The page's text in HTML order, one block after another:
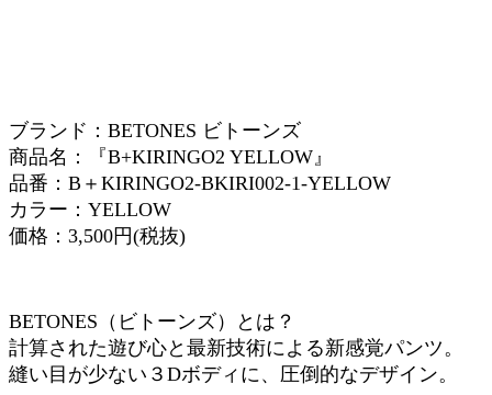
ブランド：BETONES ビトーンズ
商品名：『B+KIRINGO2 YELLOW』
品番：B＋KIRINGO2-BKIRI002-1-YELLOW
カラー：YELLOW
価格：3,500円(税抜)
BETONES（ビトーンズ）とは？
計算された遊び心と最新技術による新感覚パンツ。
縫い目が少ない３Dボディに、圧倒的なデザイン。